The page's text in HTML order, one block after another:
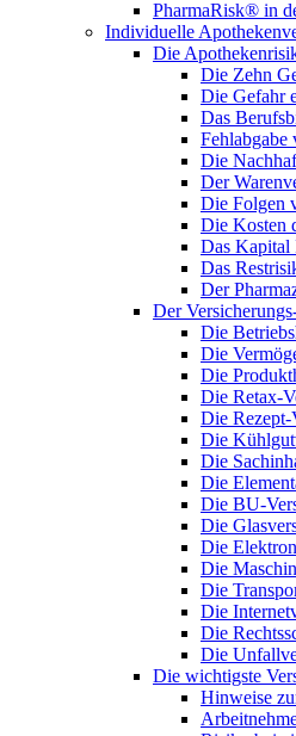
PharmaRisk® in
Individuelle
Die
Die Zehn
Die Gefahr
Das
Fehlabgabe
Die
Der
Die Folgen
Die Kosten
Das Kapital
Das
Der
Der
Die
Die
Die
Die Retax-
Die Rezept-
Die
Die
Die
Die BU-
Die
Die
Die
Die
Die
Die
Die
Die wichtigste
Hinweise